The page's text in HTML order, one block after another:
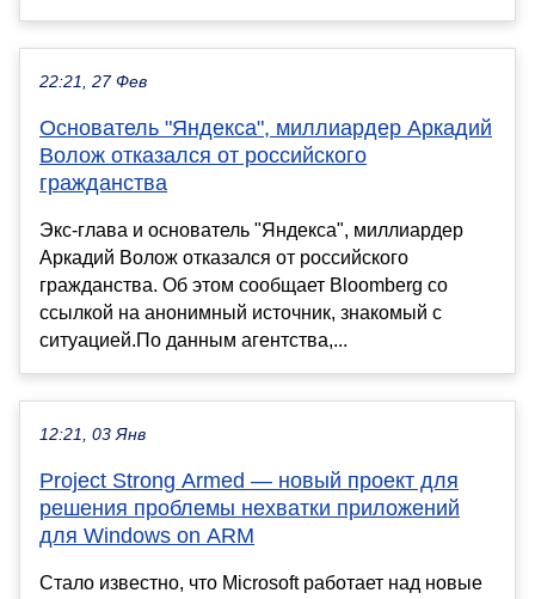
22:21, 27 Фев
Основатель "Яндекса", миллиардер Аркадий
Волож отказался от российского
гражданства
Экс-глава и основатель "Яндекса", миллиардер
Аркадий Волож отказался от российского
гражданства. Об этом сообщает Bloomberg со
ссылкой на анонимный источник, знакомый с
ситуацией.По данным агентства,...
12:21, 03 Янв
Project Strong Armed — новый проект для
решения проблемы нехватки приложений
для Windows on ARM
Стало известно, что Microsoft работает над новые